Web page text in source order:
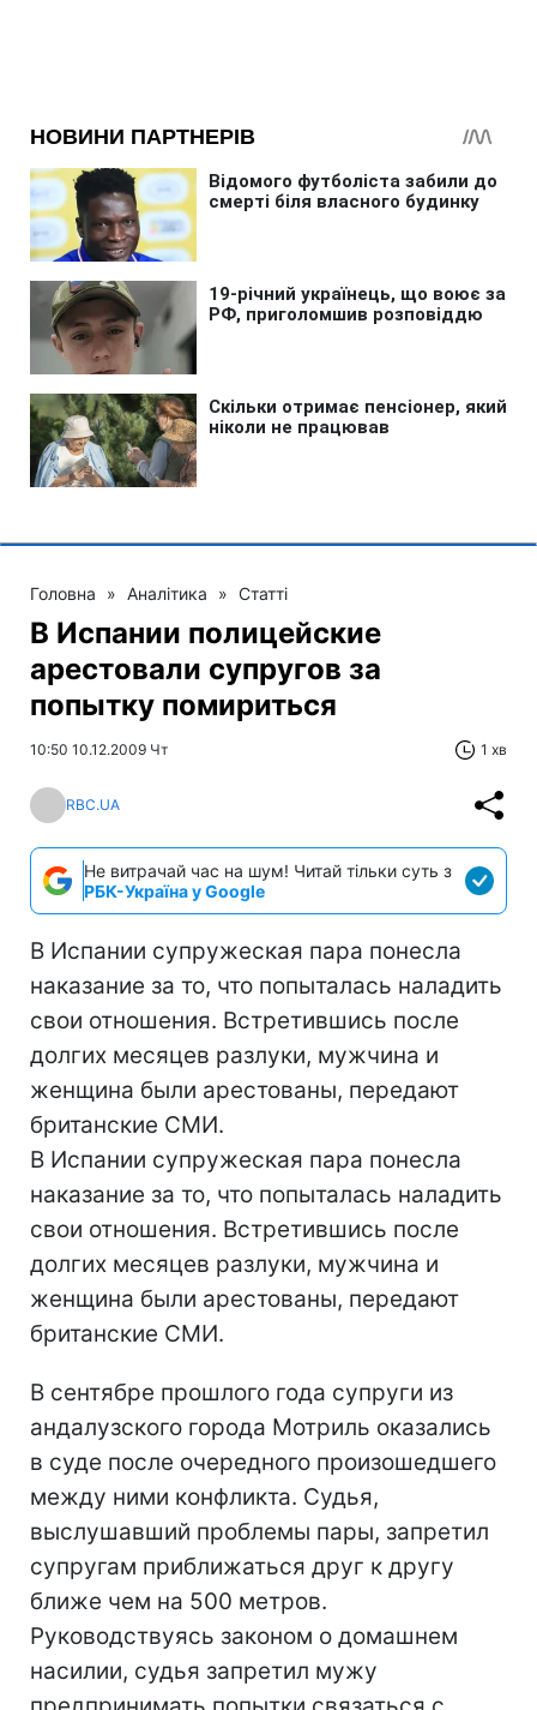
Головна » Аналітика » Статті
В Испании полицейские
арестовали супругов за
попытку помириться
10:50 10.12.2009 Чт 1 хв
RBC.UA
Не витрачай час на шум! Читай тільки суть з
РБК-Україна у Google
В Испании супружеская пара понесла
наказание за то, что попыталась наладить
свои отношения. Встретившись после
долгих месяцев разлуки, мужчина и
женщина были арестованы, передают
британские СМИ.
В Испании супружеская пара понесла
наказание за то, что попыталась наладить
свои отношения. Встретившись после
долгих месяцев разлуки, мужчина и
женщина были арестованы, передают
британские СМИ.
В сентябре прошлого года супруги из
андалузского города Мотриль оказались
в суде после очередного произошедшего
между ними конфликта. Судья,
выслушавший проблемы пары, запретил
супругам приближаться друг к другу
ближе чем на 500 метров.
Руководствуясь законом о домашнем
насилии, судья запретил мужу